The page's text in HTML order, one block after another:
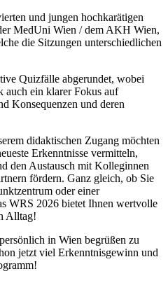
und jungen hochkarätigen
MedUni Wien / dem AKH Wien,
die Sitzungen unterschiedlichen
Quizfälle abgerundet, wobei
auch ein klarer Fokus auf
Konsequenzen und deren
didaktischen Zugang möchten
Erkenntnisse vermitteln,
den Austausch mit Kolleginnen
fördern. Ganz gleich, ob Sie
oder einer
WRS 2026 bietet Ihnen wertvolle
Alltag!
in Wien begrüßen zu
jetzt viel Erkenntnisgewinn und